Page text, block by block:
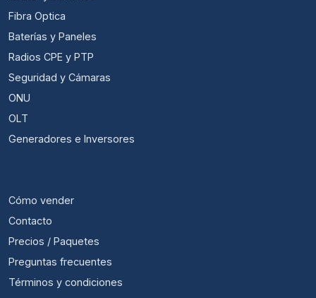
Fibra Optica
Baterías y Paneles
Radios CPE y PTP
Seguridad y Cámaras
ONU
OLT
Generadores e Inversores
Cómo vender
Contacto
Precios / Paquetes
Preguntas frecuentes
Términos y condiciones